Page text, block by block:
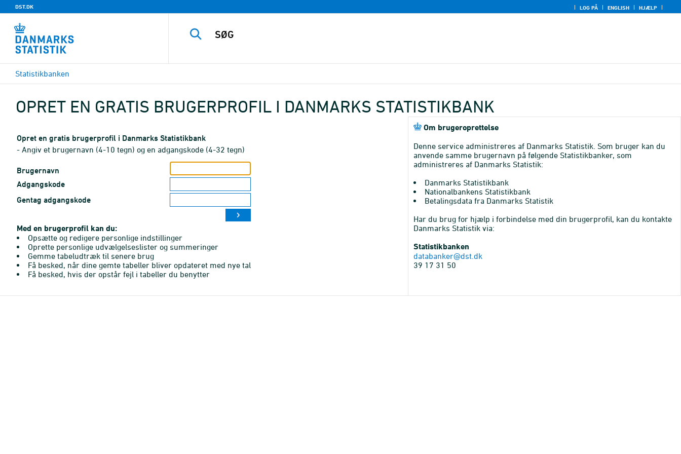
DST.DK LOG PÅ ENGLISH HJÆLP
Statistikbanken
OPRET EN GRATIS BRUGERPROFIL I DANMARKS STATISTIKBANK
Opret en gratis brugerprofil i Danmarks Statistikbank
- Angiv et brugernavn (4-10 tegn) og en adgangskode (4-32 tegn)
Brugernavn
Adgangskode
Gentag adgangskode
Med en brugerprofil kan du:
Opsætte og redigere personlige indstillinger
Oprette personlige udvælgelseslister og summeringer
Gemme tabeludtræk til senere brug
Få besked, når dine gemte tabeller bliver opdateret med nye tal
Få besked, hvis der opstår fejl i tabeller du benytter
Om brugeroprettelse
Denne service administreres af Danmarks Statistik. Som bruger kan du
anvende samme brugernavn på følgende Statistikbanker, som
administreres af Danmarks Statistik:
Danmarks Statistikbank
Nationalbankens Statistikbank
Betalingsdata fra Danmarks Statistik
Har du brug for hjælp i forbindelse med din brugerprofil, kan du kontakte
Danmarks Statistik via:
Statistikbanken
databanker@dst.dk
39 17 31 50